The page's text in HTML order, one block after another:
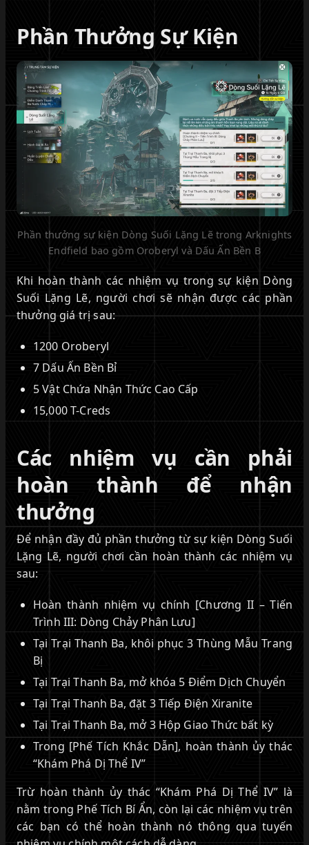
Phần Thưởng Sự Kiện
Phần thưởng sự kiện Dòng Suối Lặng Lẽ trong Arknights
Endfield bao gồm Oroberyl và Dấu Ấn Bền B
Khi hoàn thành các nhiệm vụ trong sự kiện Dòng
Suối Lặng Lẽ, người chơi sẽ nhận được các phần
thưởng giá trị sau:
1200 Oroberyl
7 Dấu Ấn Bền Bỉ
5 Vật Chứa Nhận Thức Cao Cấp
15,000 T-Creds
Các nhiệm vụ cần phải
hoàn thành để nhận
thưởng
Để nhận đầy đủ phần thưởng từ sự kiện Dòng Suối
Lặng Lẽ, người chơi cần hoàn thành các nhiệm vụ
sau:
Hoàn thành nhiệm vụ chính [Chương II – Tiến
Trình III: Dòng Chảy Phân Lưu]
Tại Trại Thanh Ba, khôi phục 3 Thùng Mẫu Trang
Bị
Tại Trại Thanh Ba, mở khóa 5 Điểm Dịch Chuyển
Tại Trại Thanh Ba, đặt 3 Tiếp Điện Xiranite
Tại Trại Thanh Ba, mở 3 Hộp Giao Thức bất kỳ
Trong [Phế Tích Khắc Dẫn], hoàn thành ủy thác
“Khám Phá Dị Thể IV”
Trừ hoàn thành ủy thác “Khám Phá Dị Thể IV” là
nằm trong Phế Tích Bí Ẩn, còn lại các nhiệm vụ trên
các bạn có thể hoàn thành nó thông qua tuyến